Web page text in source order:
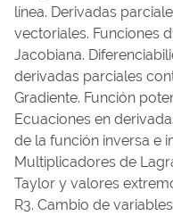
línea. Derivadas
vectoriales. Funciones
Jacobiana.
derivadas parciales
Gradiente. Función
Ecuaciones en
de la función inversa e
Multiplicadores de
Taylor y valores
R3. Cambio de